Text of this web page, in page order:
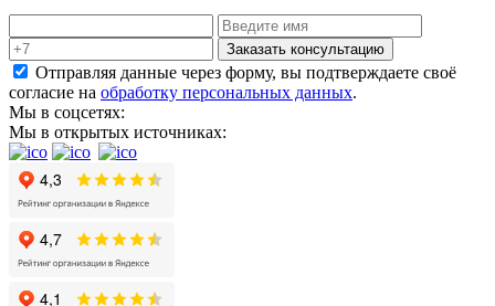
Заказать консультацию
Отправляя данные через форму, вы подтверждаете своё
согласие на обработку персональных данных.
Мы в соцсетях:
Мы в открытых источниках: